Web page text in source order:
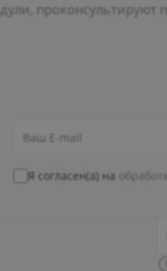
проконсультируют
Я согласен(а) на